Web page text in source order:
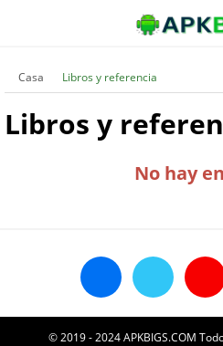
Casa Libros y referencia
Libros y
No hay
© 2019 - 2024 APKBIGS.COM